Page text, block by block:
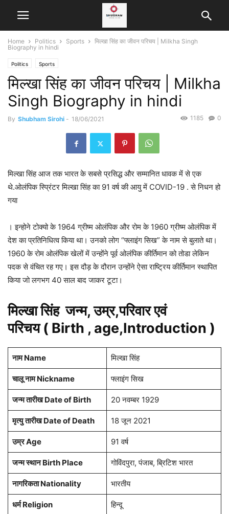
Home Politics Sports
मिल्खा सिंह का जीवन परिचय | Milkha Singh
Biography in hindi
Politics Sports
मिल्खा सिंह का जीवन परिचय | Milkha
Singh Biography in hindi
By Shubham Sirohi - 18/06/2021 0
1185
मिल्खा सिंह आज तक भारत के सबसे प्रसिद्ध और सम्मानित धावक में से एक
थे.ओलंपिक स्प्रिंटर मिल्खा सिंह का 91 वर्ष की आयु में COVID-19 . से निधन हो
गया
। इन्होने टोक्यो के 1964 ग्रीष्म ओलंपिक और रोम के 1960 ग्रीष्म ओलंपिक में
देश का प्रतिनिधित्व किया था। उनको लोग “फ्लाइंग सिख” के नाम से बुलाते था।
1960 के रोम ओलंपिक खेलों में उन्होंने पूर्व ओलंपिक कीर्तिमान को तोडा लेकिन
पदक से वंचित रह गए। इस दौड़ के दौरान उन्होंने ऐसा राष्ट्रिय कीर्तिमान स्थापित
किया जो लगभग 40 साल बाद जाकर टूटा।
मिल्खा सिंह जन्म, उम्र,परिवार एवं
परिचय ( Birth , age,Introduction )
नाम Name मिल्खा सिंह
चालू नाम Nickname फ्लाइंग सिख
जन्म तारीख Date of Birth 20 नवम्बर 1929
मृत्यु तारीख Date of Death 18 जून 2021
उम्र Age 91 वर्ष
जन्म स्थान Birth Place गोविंदपुरा, पंजाब, ब्रिटिश भारत
नागरिकता Nationality भारतीय
धर्म Religion हिन्दू